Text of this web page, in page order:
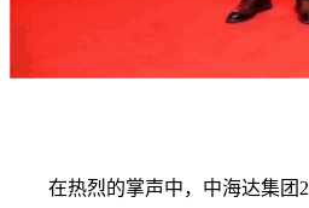
在热烈的掌声中，中海达集团